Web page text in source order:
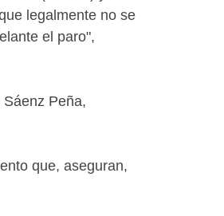
legalmente no se
el paro",
Peña,
que, aseguran,